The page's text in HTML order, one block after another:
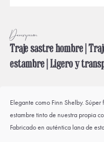
Descripción
Traje sastre hombre |
estambre | Ligero y
Elegante como Finn Shelby.
estambre tinto de nuestra propia
Fabricado en auténtica lana de